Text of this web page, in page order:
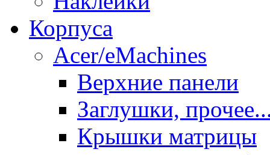
Корпуса
Acer/eMachines
Верхние панели
Заглушки,
Крышки матрицы